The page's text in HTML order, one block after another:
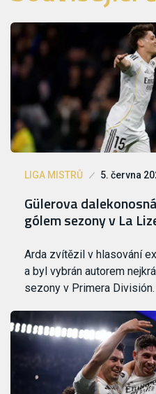
LIGA MISTRŮ 5. června
Gülerova
gólem sezony v La
Arda zvítězil v hlasování
a byl vybrán autorem
sezony v Primera